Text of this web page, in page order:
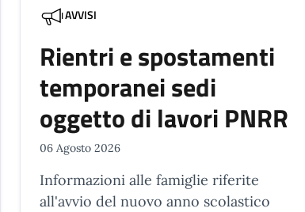
AVVISI
Rientri e spostamenti
temporanei sedi
oggetto di lavori PNRR
06 Agosto 2026
Informazioni alle famiglie riferite
all'avvio del nuovo anno scolastico